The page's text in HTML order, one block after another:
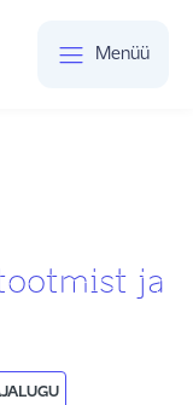
Menüü
ja